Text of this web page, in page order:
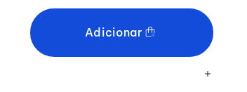
Adicionar